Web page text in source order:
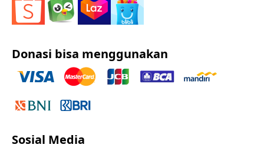
Donasi bisa menggunakan
Sosial Media